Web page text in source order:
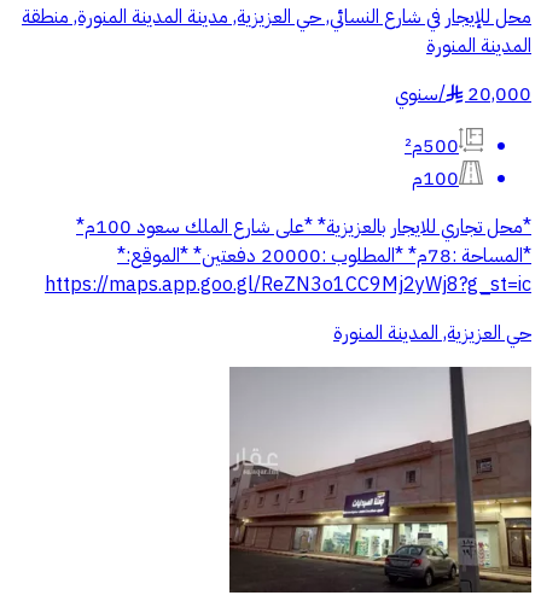
محل للإيجار في شارع النسائي, حي العزيزية, مدينة المدينة المنورة, منطقة
المدينة المنورة
20,000
§
/سنوي
500م²
100م
*محل تجاري للايجار بالعزيزية* *على شارع الملك سعود 100م*
*المساحة :78م* *المطلوب :20000 دفعتين* *الموقع:*
https://maps.app.goo.gl/ReZN3o1CC9Mj2yWj8?g_st=ic
حي العزيزية, المدينة المنورة